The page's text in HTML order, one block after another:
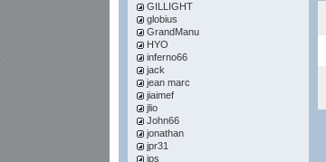
GILLIGHT
globius
GrandManu
HYO
inferno66
jack
jean marc
jiaimef
jlio
John66
jonathan
jpr31
jps